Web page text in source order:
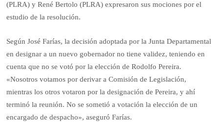
(PLRA) y René Bertolo (PLRA) expresaron sus mociones por el
estudio de la resolución.
Según José Farías, la decisión adoptada por la Junta Departamental
en designar a un nuevo gobernador no tiene validez, teniendo en
cuenta que no se votó por la elección de Rodolfo Pereira.
«Nosotros votamos por derivar a Comisión de Legislación,
mientras los otros votaron por la designación de Pereira, y ahí
terminó la reunión. No se sometió a votación la elección de un
encargado de despacho», aseguró Farías.